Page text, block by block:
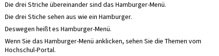
Die drei Striche übereinander sind das Hamburger-Menü.
Die drei Stiche sehen aus wie ein Hamburger.
Deswegen heißt es Hamburger-Menü.
Wenn Sie das Hamburger-Menü anklicken, sehen Sie die Themen vom
Hochschul-Portal.